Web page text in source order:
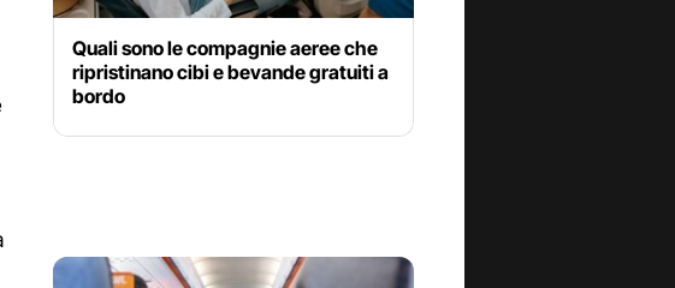
Quali sono le compagnie aeree che
ripristinano cibi e bevande gratuiti a
bordo